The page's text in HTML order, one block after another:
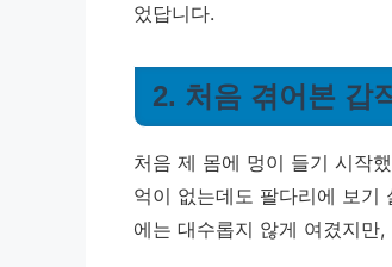
었답니다.
2. 처음 겪어본 갑
처음 제 몸에 멍이 들기 시작
억이 없는데도 팔다리에 보기
에는 대수롭지 않게 여겼지만